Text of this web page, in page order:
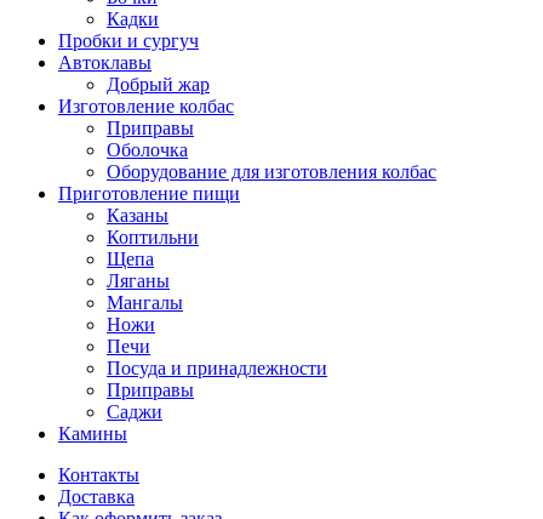
Кадки
Пробки и сургуч
Автоклавы
Добрый жар
Изготовление колбас
Приправы
Оболочка
Оборудование для изготовления колбас
Приготовление пищи
Казаны
Коптильни
Щепа
Ляганы
Мангалы
Ножи
Печи
Посуда и принадлежности
Приправы
Саджи
Камины
Контакты
Доставка